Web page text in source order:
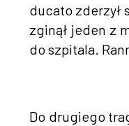
ducato zderzył
zginął jeden z
do szpitala.
Do drugiego